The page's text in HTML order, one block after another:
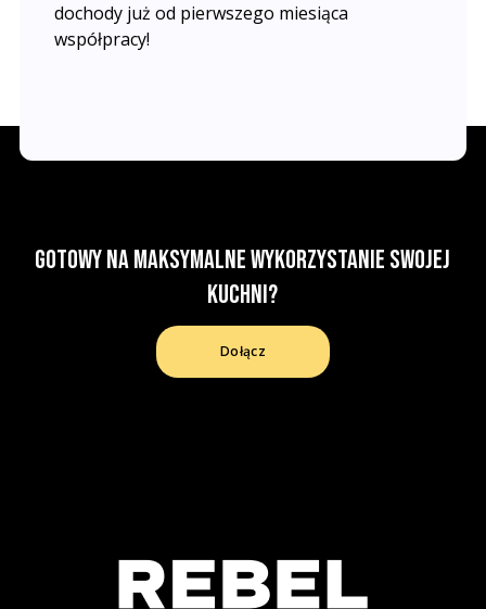
dochody już od pierwszego miesiąca
współpracy!
Gotowy na maksymalne wykorzystanie swojej
kuchni?
Dołącz